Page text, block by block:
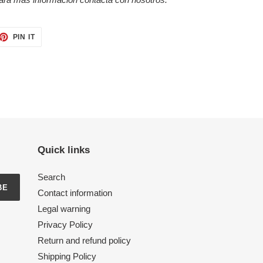
PIN ITPIN
Quick links
Search
Contact information
Legal warning
Privacy Policy
Return and refund policy
Shipping Policy